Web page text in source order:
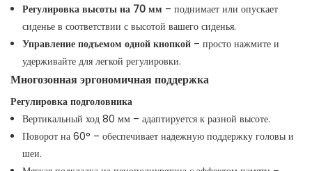
Регулировка высоты на 70 мм – поднимает или опускает
сиденье в соответствии с высотой вашего сиденья.
Управление подъемом одной кнопкой– просто нажмите и
удерживайте для легкой регулировки.
Многозонная эргономичная поддержка
Регулировка подголовника
Вертикальный ход 80 мм – адаптируется к разной высоте.
Поворот на 60° – обеспечивает надежную поддержку головы и
шеи.